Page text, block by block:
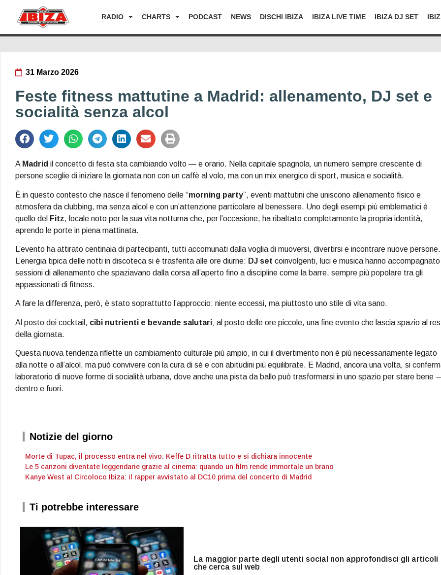
RADIO CHARTS PODCAST NEWS DISCHI IBIZA IBIZA LIVE TIME IBIZA DJ SET
31 Marzo 2026
Feste fitness mattutine a Madrid: allenamento, DJ set e
socialità senza alcol
A Madrid il concetto di festa sta cambiando volto — e orario. Nella capitale spagnola, un numero sempre crescente di
persone sceglie di iniziare la giornata non con un caffè al volo, ma con un mix energico di sport, musica e socialità.
È in questo contesto che nasce il fenomeno delle “morning party”, eventi mattutini che uniscono allenamento fisico e
atmosfera da clubbing, ma senza alcol e con un’attenzione particolare al benessere. Uno degli esempi più emblematici è
quello del Fitz, locale noto per la sua vita notturna che, per l’occasione, ha ribaltato completamente la propria identità,
aprendo le porte in piena mattinata.
L’evento ha attirato centinaia di partecipanti, tutti accomunati dalla voglia di muoversi, divertirsi e incontrare nuove persone.
L’energia tipica delle notti in discoteca si è trasferita alle ore diurne: DJ set coinvolgenti, luci e musica hanno accompagnato
sessioni di allenamento che spaziavano dalla corsa all’aperto fino a discipline come la barre, sempre più popolare tra gli
appassionati di fitness.
A fare la differenza, però, è stato soprattutto l’approccio: niente eccessi, ma piuttosto uno stile di vita sano.
Al posto dei cocktail, cibi nutrienti e bevande salutari; al posto delle ore piccole, una fine evento che lascia spazio al
della giornata.
Questa nuova tendenza riflette un cambiamento culturale più ampio, in cui il divertimento non è più necessariamente legato
alla notte o all’alcol, ma può convivere con la cura di sé e con abitudini più equilibrate. E Madrid, ancora una volta, si
laboratorio di nuove forme di socialità urbana, dove anche una pista da ballo può trasformarsi in uno spazio per stare bene
dentro e fuori.
Notizie del giorno
Morte di Tupac, il processo entra nel vivo: Keffe D ritratta tutto e si dichiara innocente
Le 5 canzoni diventate leggendarie grazie al cinema: quando un film rende immortale un brano
Kanye West al Circoloco Ibiza: il rapper avvistato al DC10 prima del concerto di Madrid
Ti potrebbe interessare
La maggior parte degli utenti social non approfondisci gli articoli
che cerca sul web